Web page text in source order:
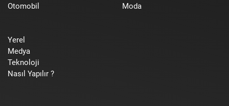
Otomobil
Moda
Yerel
Medya
Teknoloji
Nasıl Yapılır ?